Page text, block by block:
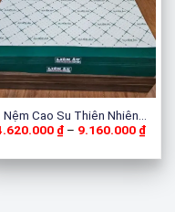
Nệm Cao Su Thiên Nhiên
Latex
₫ – 9.160.000 ₫